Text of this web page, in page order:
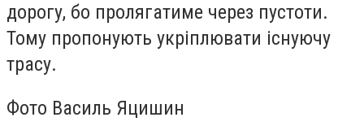
дорогу, бо пролягатиме через пустоти.
Тому пропонують укріплювати існуючу
трасу.
Фото Василь Яцишин